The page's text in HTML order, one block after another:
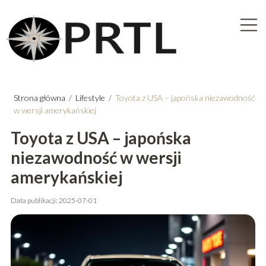
Strona główna / Lifestyle / Toyota z USA – japońska niezawodność
w wersji amerykańskiej
Toyota z USA – japońska
niezawodność w wersji
amerykańskiej
Data publikacji: 2025-07-01